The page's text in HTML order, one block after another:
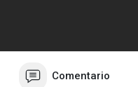
Comentario